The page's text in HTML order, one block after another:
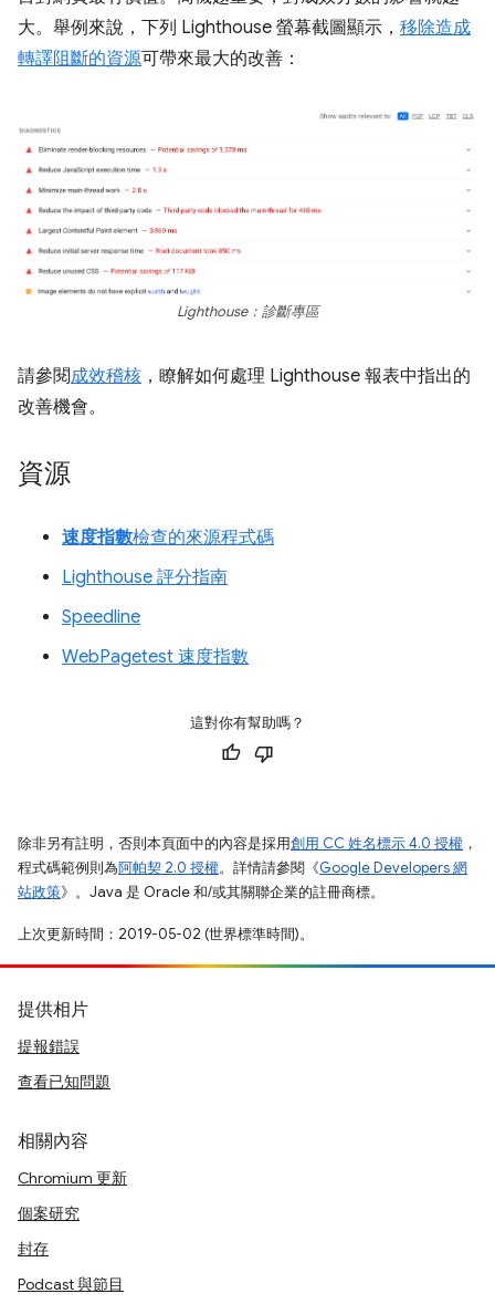
大。舉例來說，下列 Lighthouse 螢幕截圖顯示， 移除造成
轉譯阻斷的資源可帶來最大的改善：
Lighthouse：診斷專區
請參閱成效稽核 ，瞭解如何處理 Lighthouse 報表中指出的
改善機會。
資源
速度指數檢查的來源程式碼
Lighthouse 評分指南
Speedline
WebPagetest 速度指數
這對你有幫助嗎？
除非另有註明，否則本頁面中的內容是採用創用 CC 姓名標示 4.0 授權 ，
程式碼範例則為阿帕契 2.0 授權。詳情請參閱《Google Developers 網
站政策》。Java 是 Oracle 和/或其關聯企業的註冊商標。
上次更新時間：2019-05-02 (世界標準時間)。
提供相片
提報錯誤
查看已知問題
相關內容
Chromium 更新
個案研究
封存
Podcast 與節目